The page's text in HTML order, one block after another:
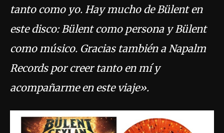
tanto como yo. Hay mucho de Bülent en
este disco: Bülent como persona y Bülent
como músico. Gracias también a Napalm
Records por creer tanto en mí y
acompañarme en este viaje».